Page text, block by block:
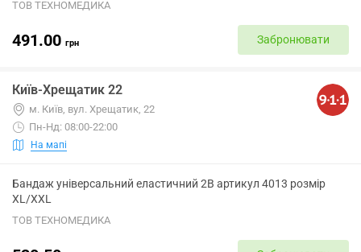
ТОВ ТЕХНОМЕДИКА
491.00 грн Забронювати
Київ-Хрещатик 22
м. Київ, вул. Хрещатик, 22
Пн-Нд: 08:00-22:00
На мапі
Бандаж універсальний еластичний 2B артикул 4013 розмір
XL/XXL
ТОВ ТЕХНОМЕДИКА